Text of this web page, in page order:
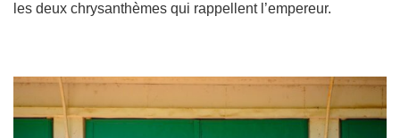
les deux chrysanthèmes qui rappellent l’empereur.